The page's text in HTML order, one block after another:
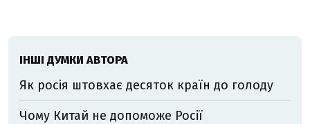
ІНШІ ДУМКИ АВТОРА
Як росія штовхає десяток країн до голоду
Чому Китай не допоможе Росії